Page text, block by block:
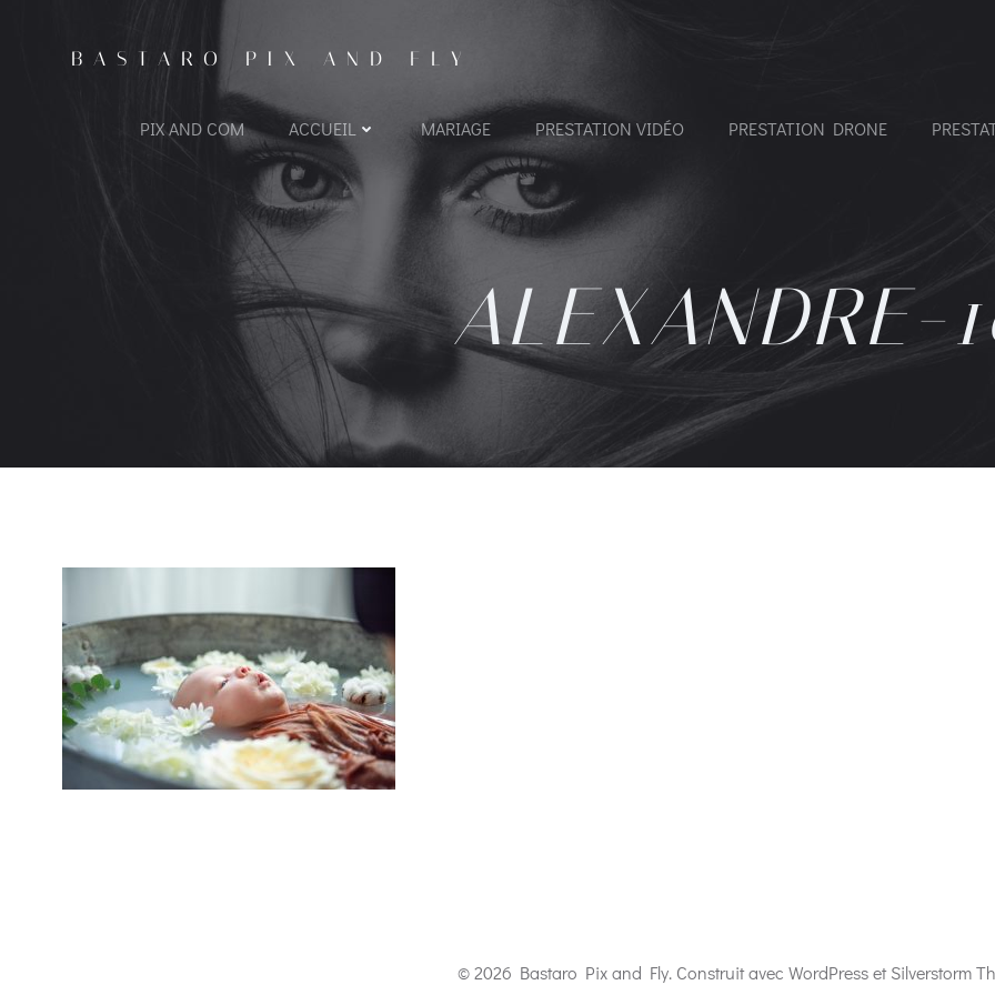
BASTARO PIX AND FLY
PIX AND COM ACCUEIL MARIAGE PRESTATION VIDÉO PRESTATION DRONE
ALEXANDRE-
© 2026 Bastaro Pix and Fly. Construit avec WordPress et Silverstorm